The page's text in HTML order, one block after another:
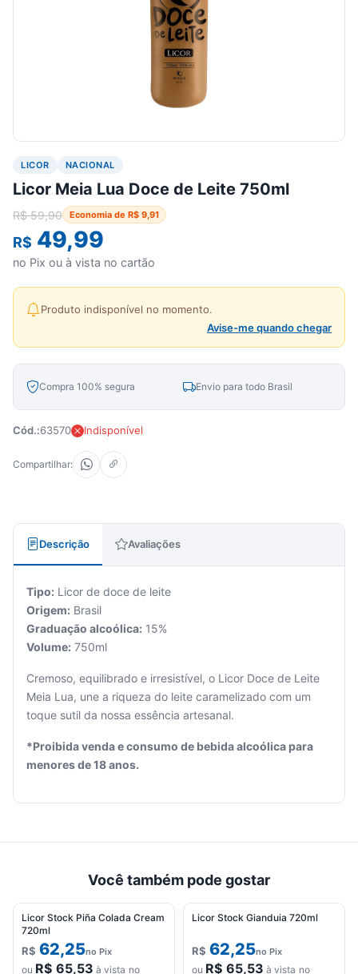
Seu
carrinho
produtos
LICOR NACIONAL
Licor Meia Lua Doce de Leite 750ml
R$59,90 Economia de R$ 9,91
R$ 49,99
no Pix ou à vista no cartão
Produto indisponível no momento.
Avise-me quando chegar
Compra 100% segura Envio para todo Brasil
Cód.:63570 Indisponível
Compartilhar:
Descrição Avaliações
Tipo: Licor de doce de leite
Origem: Brasil
Graduação alcoólica: 15%
Volume: 750ml
Cremoso, equilibrado e irresistível, o Licor Doce de Leite
Meia Lua, une a riqueza do leite caramelizado com um
toque sutil da nossa essência artesanal.
*Proibida venda e consumo de bebida alcoólica para
menores de 18 anos.
Você também pode gostar
Licor Stock Piña Colada Cream
720ml
R$ 62,25no Pix
ou R$ 65,53 à vista no
Licor Stock Gianduia 720ml
R$ 62,25no Pix
ou R$ 65,53 à vista no